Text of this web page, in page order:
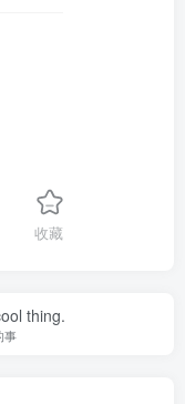
收藏
thing.
事